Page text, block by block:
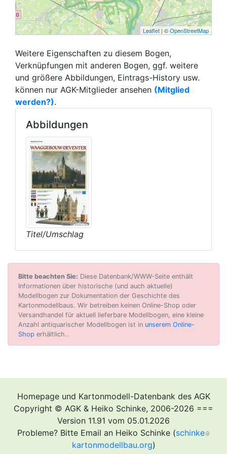
Leaflet| ©OpenStreetMap
Weitere Eigenschaften zu diesem Bogen,
Verknüpfungen mit anderen Bogen, ggf. weitere
und größere Abbildungen, Eintrags-History usw.
können nur AGK-Mitglieder ansehen (Mitglied
werden?).
Abbildungen
Titel/Umschlag
Bitte beachten Sie: Diese Datenbank/WWW-Seite enthält
Informationen über historische (und auch aktuelle)
Modellbogen zur Dokumentation der Geschichte des
Kartonmodellbaus. Wir betreiben keinen Online-Shop oder
Versandhandel für aktuell lieferbare Modellbogen, eine kleine
Anzahl antiquarischer Modellbogen ist in unserem Online-
Shop erhältlich..
Homepage und Kartonmodell-Datenbank des AGK
Copyright © AGK & Heiko Schinke, 2006-2026 ===
Version 11.91 vom 05.01.2026
Probleme? Bitte Email an Heiko Schinke (schinke
kartonmodellbau.org)